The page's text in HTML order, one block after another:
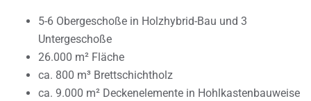
5-6 Obergeschoße in Holzhybrid-Bau und 3
Untergeschoße
26.000 m² Fläche
ca. 800 m³ Brettschichtholz
ca. 9.000 m² Deckenelemente in Hohlkastenbauweise